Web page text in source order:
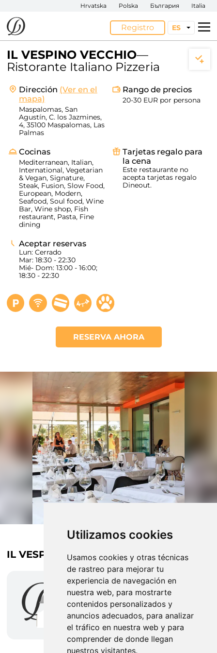
Utilizamos cookies
Usamos cookies y otras técnicas
de rastreo para mejorar tu
experiencia de navegación en
nuestra web, para mostrarte
contenidos personalizados y
anuncios adecuados, para analizar
el tráfico en nuestra web y para
comprender de donde llegan
nuestros visitantes.
Hrvatska Polska България Italia
Restaurantes
Ofertas
Eventos
App
Restauradores
Registro ES
IL VESPINO VECCHIO—
Ristorante Italiano Pizzeria
Dirección (Ver en el
mapa)
Maspalomas, San
Agustín, C. los Jazmines,
4, 35100 Maspalomas, Las
Palmas
Rango de precios
20-30 EUR por persona
Cocinas
Mediterranean, Italian,
International, Vegetarian
& Vegan, Signature,
Steak, Fusion, Slow Food,
European, Modern,
Seafood, Soul food, Wine
Bar, Wine shop, Fish
restaurant, Pasta, Fine
dining
Tarjetas regalo para
la cena
Este restaurante no
acepta tarjetas regalo
Dineout.
Aceptar reservas
Lun: Cerrado
Mar: 18:30 - 22:30
Mié- Dom: 13:00 - 16:00;
18:30 - 22:30
RESERVA AHORA
IL VESPINO VECCHIOmenú a la carta
We are still tasting this menu.